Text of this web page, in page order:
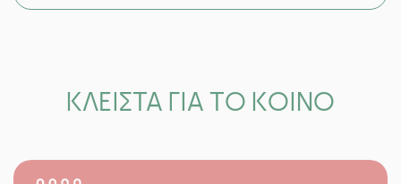
ΚΛΕΙΣΤΑ ΓΙΑ ΤΟ ΚΟΙΝΟ